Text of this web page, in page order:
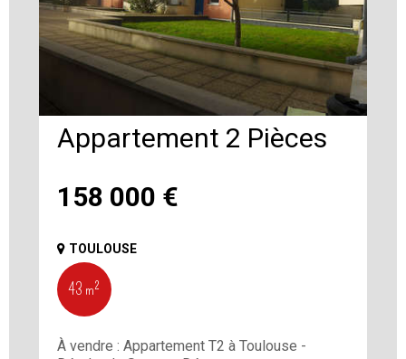
158 000 €
Appartement 2 Pièces
TOULOUSE
43 m²
À vendre : Appartement T2 à Toulouse -